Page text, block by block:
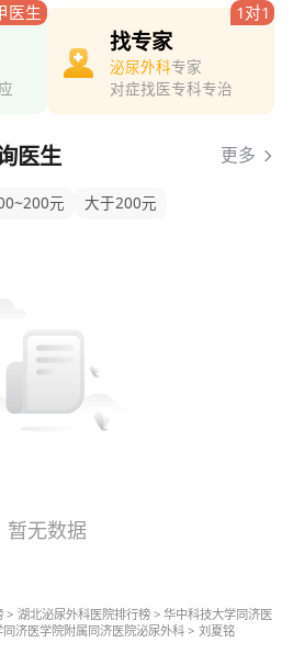
医生 1对1
找专家
泌尿外科专家
对症找医专科专治
医生 更多
元 大于200元
暂无数据
> 湖北泌尿外科医院排行榜 > 华中科技大学同济医
济医学院附属同济医院泌尿外科 > 刘夏铭